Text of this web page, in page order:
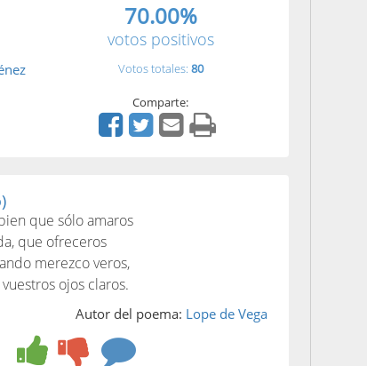
70.00%
votos positivos
Votos totales: 80
Comparte:
que sólo amaros
que ofreceros
merezco veros,
ojos claros.
Autor del poema: Lope de Vega